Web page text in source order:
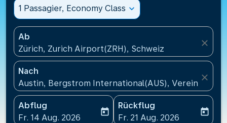
1 Passagier, Economy Class expand_more
Ab
Zürich, Zurich Airport(ZRH), Schweiz
close
Nach
Austin, Bergstrom International(AUS), Vereinigte
close
Abflug
fc-booking-departure-date-aria-label
Fr. 14 Aug. 2026
today
Rückflug
fc-booking-return-date-
Fr. 21 Aug. 2026
today